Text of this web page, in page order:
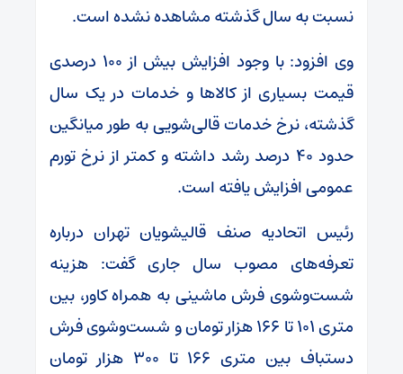
نسبت به سال گذشته مشاهده نشده است.
وی افزود: با وجود افزایش بیش از ۱۰۰ درصدی
قیمت بسیاری از کالاها و خدمات در یک سال
گذشته، نرخ خدمات قالی‌شویی به طور میانگین
حدود ۴۰ درصد رشد داشته و کمتر از نرخ تورم
عمومی افزایش یافته است.
رئیس اتحادیه صنف قالیشویان تهران درباره
تعرفه‌های مصوب سال جاری گفت: هزینه
شست‌وشوی فرش ماشینی به همراه کاور، بین
متری ۱۰۱ تا ۱۶۶ هزار تومان و شست‌وشوی فرش
دستباف بین متری ۱۶۶ تا ۳۰۰ هزار تومان